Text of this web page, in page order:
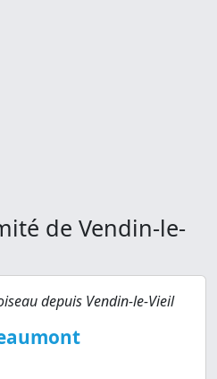
de Vendin-le-
depuis Vendin-le-Vieil